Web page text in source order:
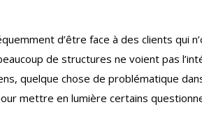
d’être face à des clients qui
de structures ne voient pas
quelque chose de problématique
mettre en lumière certains